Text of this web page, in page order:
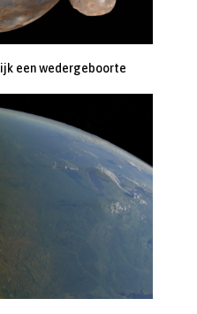
een wedergeboorte